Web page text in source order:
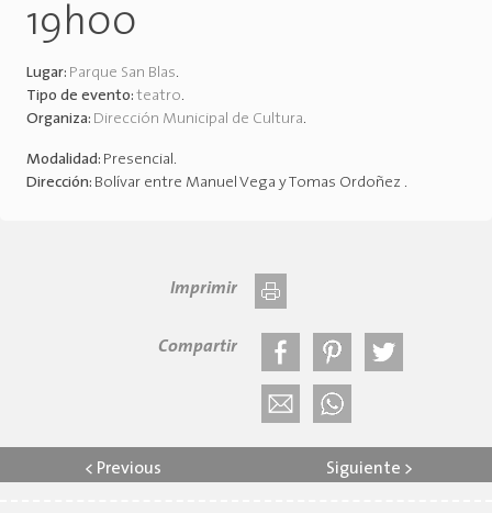
19h00
Lugar: Parque San Blas.
Tipo de evento: teatro.
Organiza: Dirección Municipal de Cultura.
Modalidad: Presencial.
Dirección: Bolívar entre Manuel Vega y Tomas Ordoñez .
Imprimir
Compartir
< Previous Siguiente >